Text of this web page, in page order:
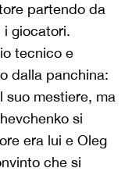
partendo da
giocatori.
tecnico e
dalla panchina:
suo mestiere, ma
si
era lui e Oleg
che si